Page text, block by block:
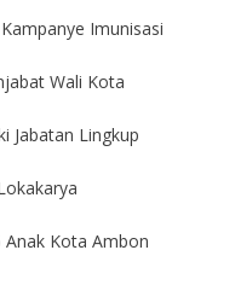
Imunisasi
Wali Kota
Jabatan Lingkup
Anak Kota Ambon